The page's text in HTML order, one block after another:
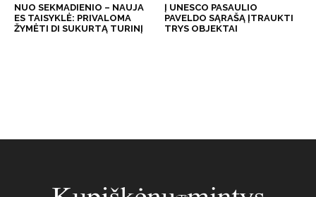
NUO SEKMADIENIO – NAUJA
ES TAISYKLĖ: PRIVALOMA
ŽYMĖTI DI SUKURTĄ TURINĮ
Į UNESCO PASAULIO
PAVELDO SĄRAŠĄ ĮTRAUKTI
TRYS OBJEKTAI